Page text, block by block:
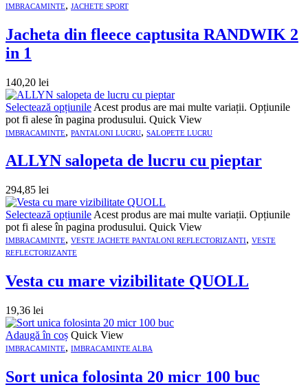
IMBRACAMINTE, JACHETE SPORT
Jacheta din fleece captusita RANDWIK 2
in 1
140,20 lei
Selectează opțiunile Acest produs are mai multe variații. Opțiunile
pot fi alese în pagina produsului. Quick View
IMBRACAMINTE, PANTALONI LUCRU, SALOPETE LUCRU
ALLYN salopeta de lucru cu pieptar
294,85 lei
Selectează opțiunile Acest produs are mai multe variații. Opțiunile
pot fi alese în pagina produsului. Quick View
IMBRACAMINTE, VESTE JACHETE PANTALONI REFLECTORIZANTI, VESTE
REFLECTORIZANTE
Vesta cu mare vizibilitate QUOLL
19,36 lei
Adaugă în coș Quick View
IMBRACAMINTE, IMBRACAMINTE ALBA
Sort unica folosinta 20 micr 100 buc